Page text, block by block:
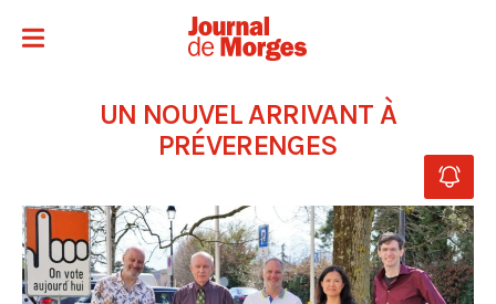
UN NOUVEL ARRIVANT À
PRÉVERENGES